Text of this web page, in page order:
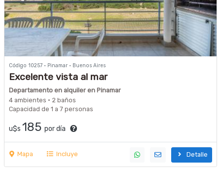
Código 10257 · Pinamar · Buenos Aires
Excelente vista al mar
Departamento en alquiler en Pinamar
4 ambientes · 2 baños
Capacidad de 1 a 7 personas
u$s 185 por día
Mapa Incluye Detalle